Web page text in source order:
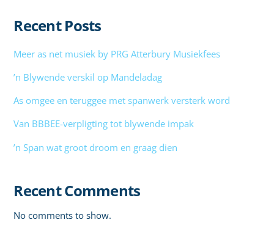
Recent Posts
Meer as net musiek by PRG Atterbury Musiekfees
’n Blywende verskil op Mandeladag
As omgee en teruggee met spanwerk versterk word
Van BBBEE-verpligting tot blywende impak
’n Span wat groot droom en graag dien
Recent Comments
No comments to show.